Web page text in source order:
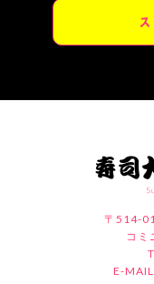
〒514-
コミ
E-